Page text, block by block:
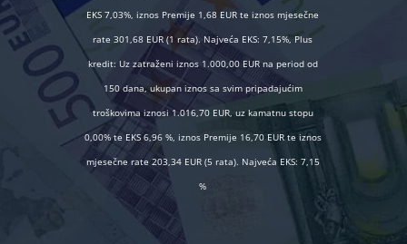
EKS 7,03%, iznos Premije 1,68 EUR te iznos mjesečne
rate 301,68 EUR (1 rata). Najveća EKS: 7,15%, Plus
kredit: Uz zatraženi iznos 1.000,00 EUR na period od
150 dana, ukupan iznos sa svim pripadajućim
troškovima iznosi 1.016,70 EUR, uz kamatnu stopu
0,00% te EKS 6,96 %, iznos Premije 16,70 EUR te iznos
mjesečne rate 203,34 EUR (5 rata). Najveća EKS: 7,15
%